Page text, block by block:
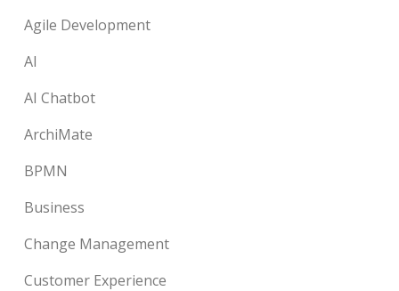
Agile Development
AI
AI Chatbot
ArchiMate
BPMN
Business
Change Management
Customer Experience